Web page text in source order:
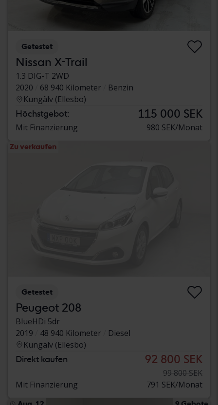
Getestet
Nissan X-Trail
1.3 DIG-T 2WD
2020
68 940 Kilometer
Benzin
Kungälv (Ellesbo)
Höchstgebot: 115 000 SEK
Mit Finanzierung 980 SEK/Monat
Zu verkaufen
Getestet
Peugeot 208
BlueHDi 5dr
2019
48 940 Kilometer
Diesel
Kungälv (Ellesbo)
Direkt kaufen 92 800 SEK
99 800 SEK
Mit Finanzierung
791 SEK/Monat